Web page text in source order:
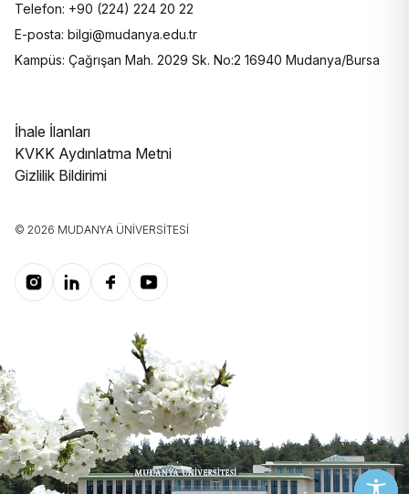
Telefon: +90 (224) 224 20 22
E-posta: bilgi@mudanya.edu.tr
Kampüs: Çağrışan Mah. 2029 Sk. No:2 16940 Mudanya/Bursa
İhale İlanları
KVKK Aydınlatma Metni
Gizlilik Bildirimi
© 2026 MUDANYA ÜNIVERSITESI